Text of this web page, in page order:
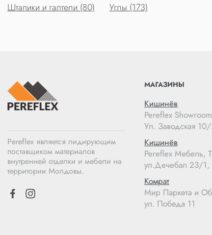
Штапики и галтели (80)
Углы (173)
Pereflex является лидирующим
поставщиком материалов
внутренней отделки и мебели на
территории Молдовы.
МАГАЗИНЫ
Кишинёв
Pereflex Showroom
Ул. Заводская
Кишинёв
Pereflex Мебель,
ул.Дечебал 23/1,
Комрат
Мир Паркета и
ул. Победа 11